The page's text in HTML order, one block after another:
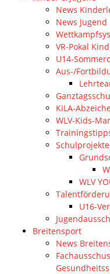
News
News Jugend
VR-Pokal
U14-
Aus-/
KiLA-
WLV-Kids-
Schulprojekte
WLV
U16-
Breitensport
News